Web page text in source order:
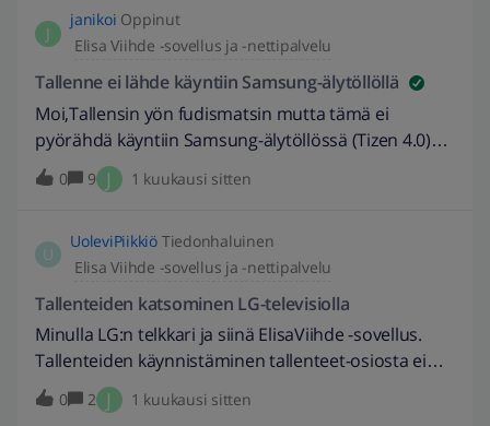
J
janikoi Oppinut
Elisa Viihde -sovellus ja -nettipalvelu
Tallenne ei lähde käyntiin Samsung-älytöllöllä
Moi,Tallensin yön fudismatsin mutta tämä ei
pyörähdä käyntiin Samsung-älytöllössä (Tizen 4.0)
Elisa Viihde -sovelluksen Tallenteet-kohdan alta.
Pääsen valitsemaan Uusimmat tallenteeni -kohdan
ikkunassa tallenne ei pyörähdä käyntiin vaikka mitä
nappia kaukosäätimellä painelen. Returnilla pääsee
takaisin tallennelistaukseen ja Exitillä kokonaan veks
Elisa Viihteestä.Ohjelmaoppaan kautta sain pelin
ruudulle klikkailemalla ensin menneisyyteen päin
ohjelmaoppaassa ja valitsemalla tallentamani
ohjelman ja ponnahdusikkunasta play-nappia.Mutta
0 9 J 1 kuukausi sitten
U
UoleviPiikkiö Tiedonhaluinen
Elisa Viihde -sovellus ja -nettipalvelu
Tallenteiden katsominen LG-televisiolla
Minulla LG:n telkkari ja siinä ElisaViihde -sovellus.
Tallenteiden käynnistäminen tallenteet-osiosta ei
toimi lainkaan. Pitää mennä ohjelmaoppaan kautta
siihen päivään, milloin ohjelma on tullut / tallennettu
0 2 J 1 kuukausi sitten